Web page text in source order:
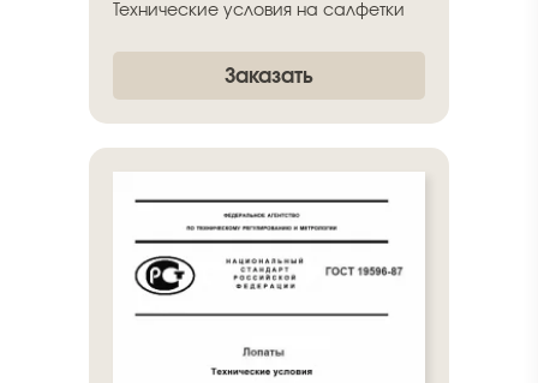
Технические условия на салфетки
Заказать